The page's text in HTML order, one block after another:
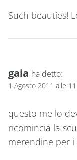
Such beauties!
gaia ha detto:
1 Agosto 2011 alle
questo me lo
ricomincia la
merendine per i